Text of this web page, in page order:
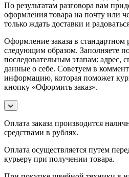
По результатам разговора вам
оформления товара на почту или
только ждать доставки и
Оформление заказа в
следующим образом. Заполняете
последовательным этапам: адрес,
данные о себе. Советуем в
информацию, которая поможет
кнопку «Оформить заказ».
Оплата заказа производится
средствами в рублях.
Оплата осуществляется путем
курьеру при получении товара.